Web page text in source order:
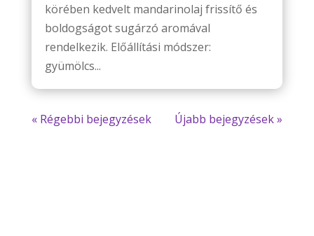
körében kedvelt mandarinolaj frissítő és
boldogságot sugárzó aromával
rendelkezik. Előállítási módszer:
gyümölcs...
« Régebbi bejegyzések Újabb bejegyzések »